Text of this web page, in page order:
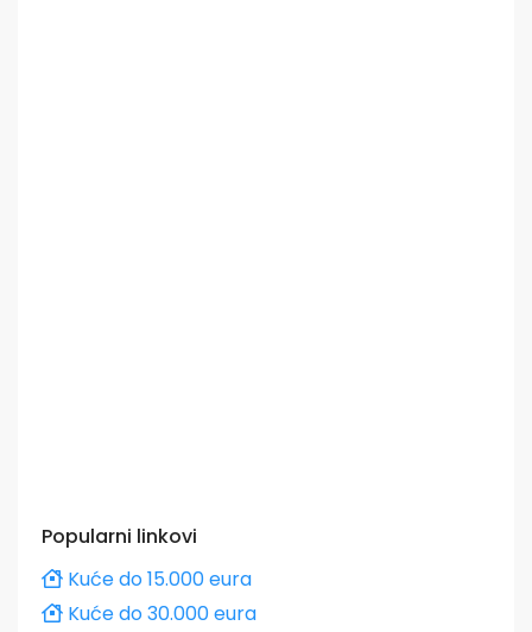
Popularni linkovi
Kuće do 15.000 eura
Kuće do 30.000 eura